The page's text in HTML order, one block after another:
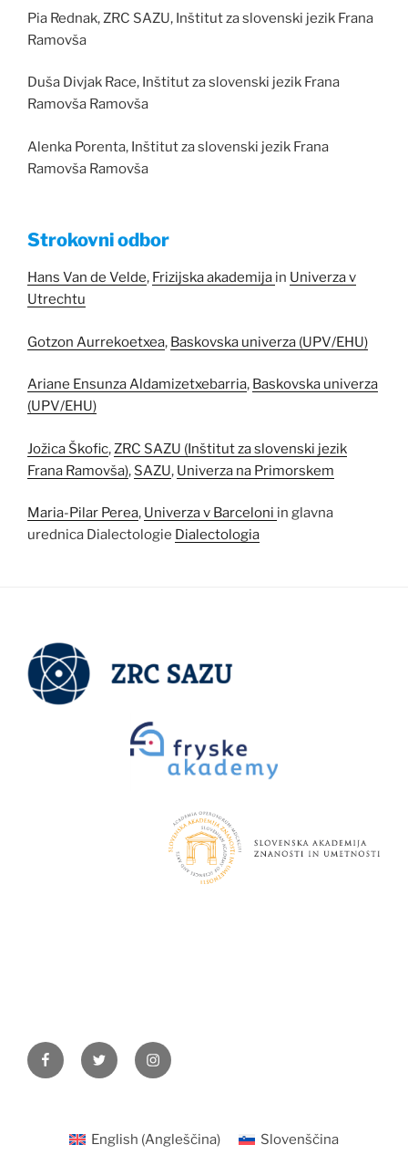
Pia Rednak, ZRC SAZU, Inštitut za slovenski jezik Frana
Ramovša
Duša Divjak Race, Inštitut za slovenski jezik Frana
Ramovša Ramovša
Alenka Porenta, Inštitut za slovenski jezik Frana
Ramovša Ramovša
Strokovni odbor
Hans Van de Velde, Frizijska akademija in Univerza v
Utrechtu
Gotzon Aurrekoetxea, Baskovska univerza (UPV/EHU)
Ariane Ensunza Aldamizetxebarria, Baskovska univerza
(UPV/EHU)
Jožica Škofic,ZRC SAZU (Inštitut za slovenski jezik
Frana Ramovša), SAZU, Univerza na Primorskem
Maria-Pilar Perea, Univerza v Barceloni in glavna
urednica Dialectologie Dialectologia
FacebookTwitter Instagram
English (Angleščina) Slovenščina